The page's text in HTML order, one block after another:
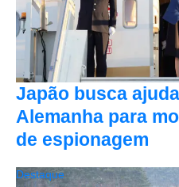
Japão busca
Alemanha para
de espionagem
Destaque